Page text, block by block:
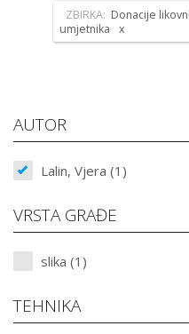
ZBIRKA: Donacije
umjetnika
AUTOR
Lalin, Vjera (1)
VRSTA GRAĐE
slika (1)
TEHNIKA